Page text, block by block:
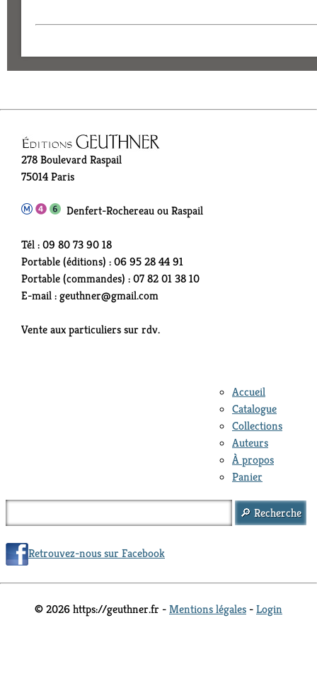
278 Boulevard Raspail
75014 Paris
Denfert-Rochereau ou Raspail
Tél : 09 80 73 90 18
Portable (éditions) : 06 95 28 44 91
Portable (commandes) : 07 82 01 38 10
E-mail : geuthner@gmail.com
Vente aux particuliers sur rdv.
Accueil
Catalogue
Collections
Auteurs
À propos
Panier
Retrouvez-nous sur Facebook
© 2026 https://geuthner.fr -Mentions légales -Login